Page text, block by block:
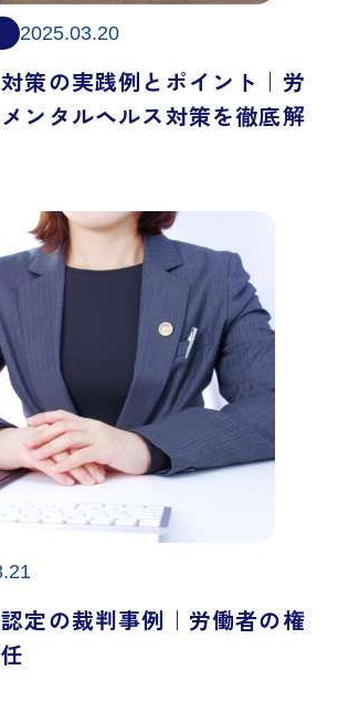
2025.03.20
策の実践例とポイント｜労
ンタルヘルス対策を徹底解
定の裁判事例｜労働者の権